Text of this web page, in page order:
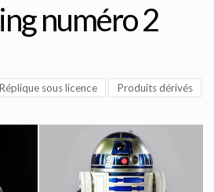
numéro 2
Réplique sous licence Produits dérivés